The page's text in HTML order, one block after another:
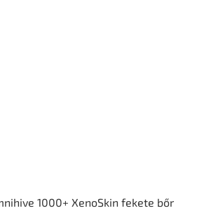
1000+ XenoSkin fekete bőr